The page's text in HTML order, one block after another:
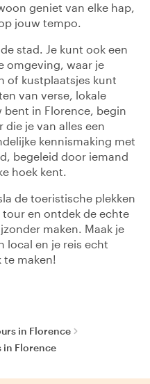
geniet van elke hap,
jouw tempo.
stad. Je kunt ook een
omgeving, waar je
of kustplaatsjes kunt
van verse, lokale
bent in Florence, begin
je van alles een
kennismaking met
begeleid door iemand
hoek kent.
de toeristische plekken
en ontdek de echte
maken. Maak je
local en je reis echt
te maken!
in Florence
in Florence